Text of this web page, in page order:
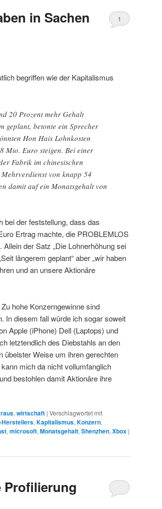
in Sachen
1
begriffen wie der Kapitalismus
20 Prozent mehr Gehalt
geplant, betonte ein Sprecher
Hon Hais Lohnkosten
Mio. Euro steigen. Bei einer
Fabrik im chinesischen
von knapp 54
damit auf ein Monatsgehalt von
bei der feststellung, dass das
Ertrag machte, die PROBLEMLOS
der Satz „Die Lohnerhöhung sei
längerem geplant“ aber „wir haben
und an unsere Aktionäre
hohe Konzerngewinne sind
In diesem fall würde ich sogar soweit
Apple (iPhone) Dell (Laptops) und
letztendlich des Diebstahls an den
übelster Weise um ihren gerechten
mich da nicht vollumfanglich
bestohlen damit Aktionäre ihre
, wirtschaft | Verschlagwortet mit
Herstellers, Kapitalismus, Konzern,
, microsoft, Monatsgehalt, Shenzhen, Xbox |
Profilierung